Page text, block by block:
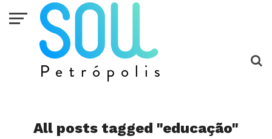
All posts tagged "educação"